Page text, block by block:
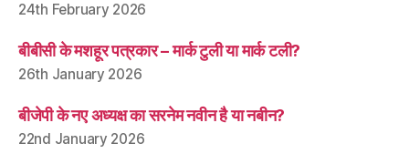
24th February 2026
बीबीसी के मशहूर पत्रकार – मार्क टुली या मार्क टली?
26th January 2026
बीजेपी के नए अध्यक्ष का सरनेम नवीन है या नबीन?
22nd January 2026